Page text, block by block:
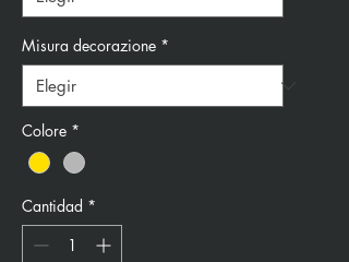
Misura decorazione *
Colore *
Cantidad *